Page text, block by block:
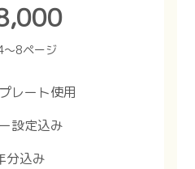
〜8ページ
レート使用
設定込み
分込み